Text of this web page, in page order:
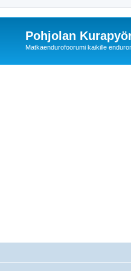
Pohjolan
Matkaendurofoorumi kaikille